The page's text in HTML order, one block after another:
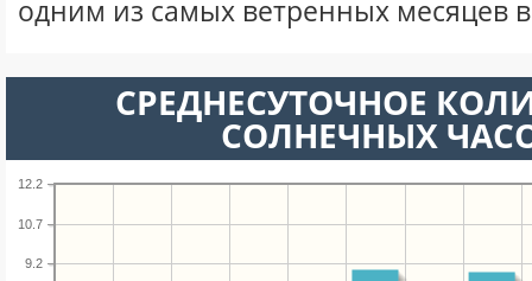
одним из самых ветренных месяцев в
СРЕДНЕСУТОЧНОЕ
СОЛНЕЧНЫХ
9.2
10.7
12.2